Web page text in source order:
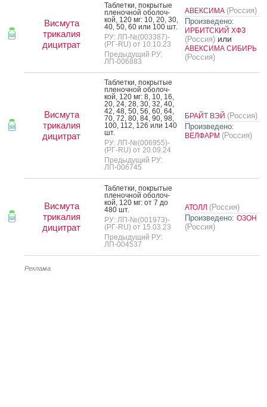
Висмута
трикалия
дицитрат
Таб­летки, пок­ры­тые
пле­ноч­ной обо­лоч­
кой, 120 мг: 10, 20, 30,
40, 50, 60 или 100 шт.
РУ: ЛП-№(003387)-
(РГ-RU) от 10.10.23
Предыдущий РУ:
ЛП-006883
АВЕКСИМА (Россия)
Произведено:
ИРБИТСКИЙ ХФЗ
(Россия) или
АВЕКСИМА СИБИРЬ
(Россия)
Висмута
трикалия
дицитрат
Таб­летки, пок­ры­тые
пле­ноч­ной обо­лоч­
кой, 120 мг: 8, 10, 16,
20, 24, 28, 30, 32, 40,
42, 48, 50, 56, 60, 64,
70, 72, 80, 84, 90, 98,
100, 112, 126 или 140
шт.
РУ: ЛП-№(006955)-
(РГ-RU) от 20.09.24
Предыдущий РУ:
ЛП-006745
БРАЙТ ВЭЙ (Россия)
Произведено:
ВЕЛФАРМ (Россия)
Висмута
трикалия
дицитрат
Таб­летки, пок­ры­тые
пле­ноч­ной обо­лоч­
кой, 120 мг: от 7 до
480 шт.
РУ: ЛП-№(001973)-
(РГ-RU) от 15.03.23
Предыдущий РУ:
ЛП-004537
АТОЛЛ (Россия)
Произведено: ОЗОН
(Россия)
Реклама